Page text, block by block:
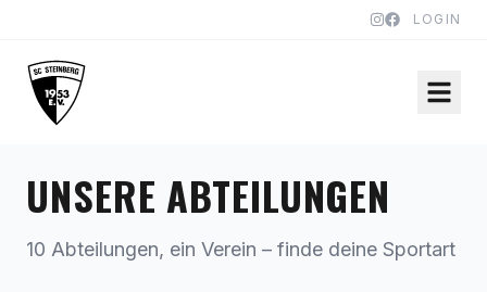
LOGIN
UNSERE ABTEILUNGEN
10 Abteilungen, ein Verein – finde deine Sportart